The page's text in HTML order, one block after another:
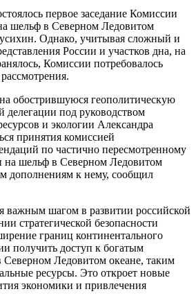
первое заседание Комиссии
шельф в Северном Ледовитом
Однако, учитывая сложный и
России и участков дна, на
Комиссии потребовалось
обострившуюся геополитическую
делегации под руководством
и экологии Александра
принятия комиссией
по частично пересмотренному
на шельф в Северном Ледовитом
дополнениям к нему, сообщил
важным шагом в развитии российской
стратегической безопасности
границ континентального
получить доступ к богатым
Ледовитом океане, таким
ресурсы. Это откроет новые
экономики и привлечения